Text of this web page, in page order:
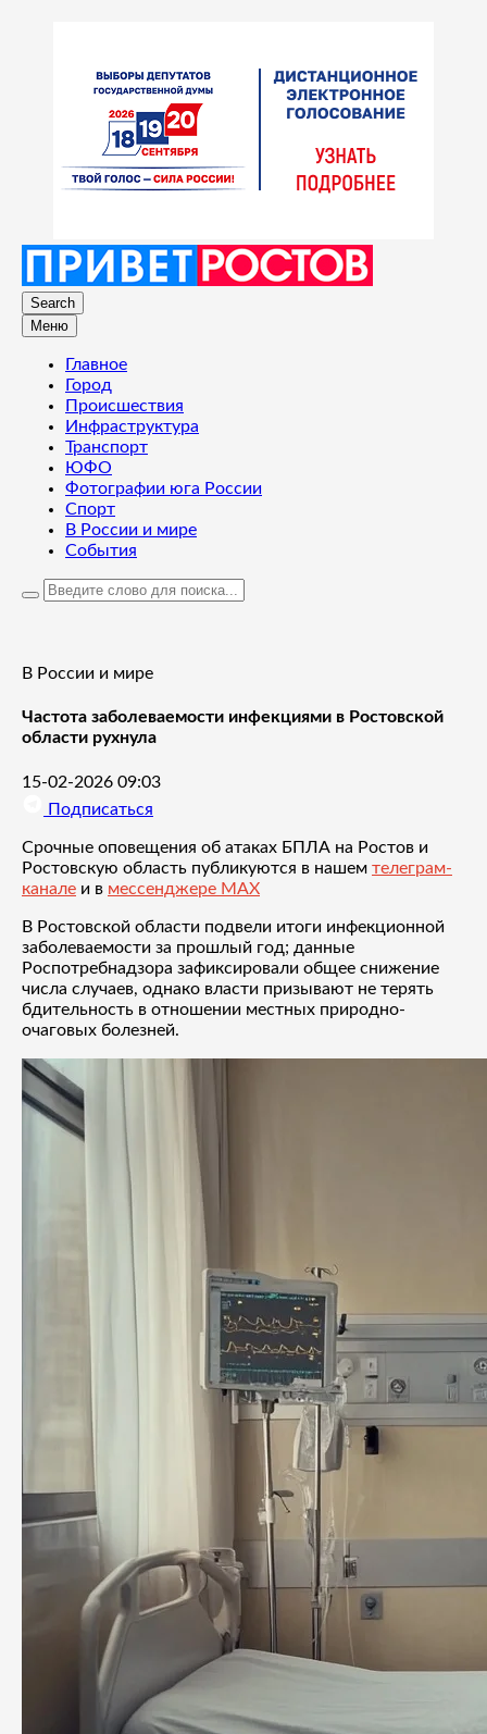
Search
Меню
Главное
Город
Происшествия
Инфраструктура
Транспорт
ЮФО
Фотографии юга России
Спорт
В России и мире
События
В России и мире
Частота заболеваемости инфекциями в Ростовской
области рухнула
15-02-2026 09:03
Подписаться
Срочные оповещения об атаках БПЛА на Ростов и
Ростовскую область публикуются в нашем телеграм-
канале и в мессенджере MAX
В Ростовской области подвели итоги инфекционной
заболеваемости за прошлый год; данные
Роспотребнадзора зафиксировали общее снижение
числа случаев, однако власти призывают не терять
бдительность в отношении местных природно-
очаговых болезней.